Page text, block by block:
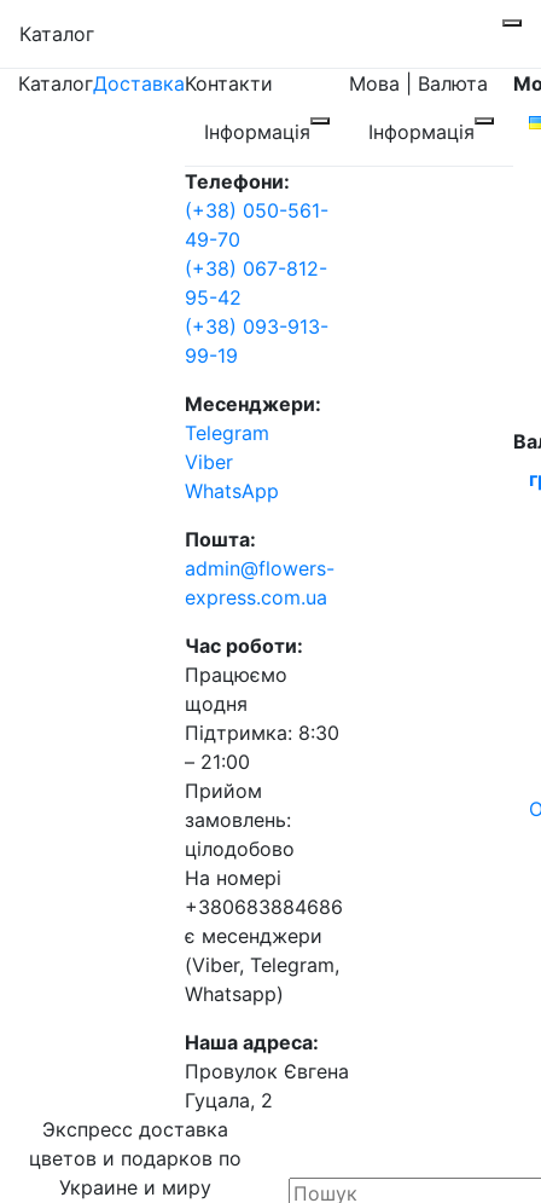
Каталог
КаталогДоставкаКонтакти
Інформація
Телефони:
(+38) 050-561-
49-70
(+38) 067-812-
95-42
(+38) 093-913-
99-19
Месенджери:
Telegram
Viber
WhatsApp
Пошта:
admin@flowers-
express.com.ua
Час роботи:
Працюємо
щодня
Підтримка: 8:30
– 21:00
Прийом
замовлень:
цілодобово
На номері
+380683884686
є месенджери
(Viber, Telegram,
Whatsapp)
Наша адреса:
Провулок Євгена
Гуцала, 2
Мова | Валюта
Інформація
Экспресс доставка
цветов и подарков по
Украине и миру